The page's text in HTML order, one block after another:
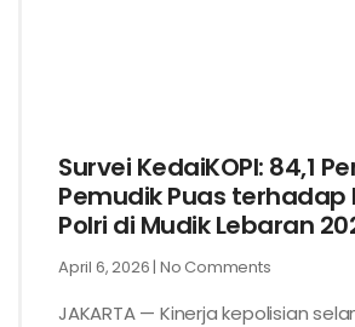
Survei KedaiKOPI: 84,1
Pemudik Puas terhadap
Polri di Mudik Lebaran
April 6, 2026 No Comments
JAKARTA — Kinerja kepolisian